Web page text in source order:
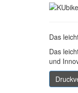
Das
Das
und